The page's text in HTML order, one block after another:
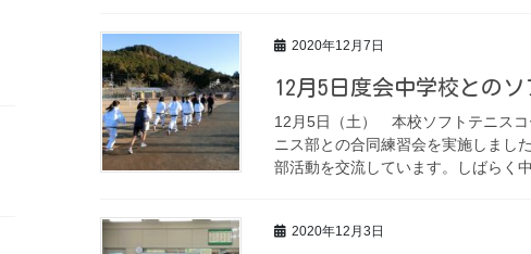
2020年12月7日
12月5日度会中学校との
12月5日（土） 本校ソフトテニスコ
ニス部との合同練習会を実施しまし
部活動を交流しています。しばらく
2020年12月3日